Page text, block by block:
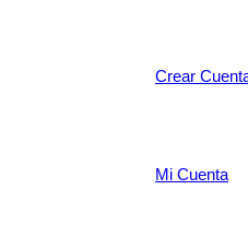
Crear
Mi Cuenta